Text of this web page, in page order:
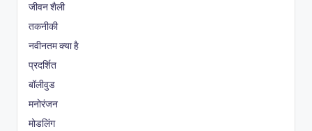
जीवन शैली
तकनीकी
नवीनतम क्या है
प्रदर्शित
बॉलीवुड
मनोरंजन
मोडलिंग